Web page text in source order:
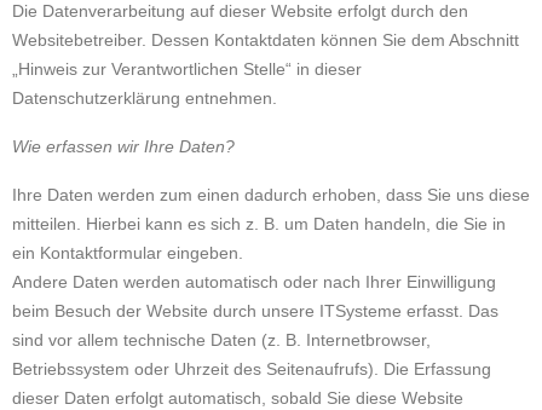
Die Datenverarbeitung auf dieser Website erfolgt durch den
Websitebetreiber. Dessen Kontaktdaten können Sie dem Abschnitt
„Hinweis zur Verantwortlichen Stelle“ in dieser
Datenschutzerklärung entnehmen.
Wie erfassen wir Ihre Daten?
Ihre Daten werden zum einen dadurch erhoben, dass Sie uns diese
mitteilen. Hierbei kann es sich z. B. um Daten handeln, die Sie in
ein Kontaktformular eingeben.
Andere Daten werden automatisch oder nach Ihrer Einwilligung
beim Besuch der Website durch unsere ITSysteme erfasst. Das
sind vor allem technische Daten (z. B. Internetbrowser,
Betriebssystem oder Uhrzeit des Seitenaufrufs). Die Erfassung
dieser Daten erfolgt automatisch, sobald Sie diese Website